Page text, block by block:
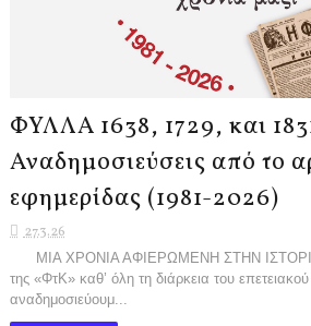
ΦΥΛΛΑ 1638, 1729, και
Αναδημοσιεύσεις από το
εφημερίδας (1981-2026)
27.3.26
ΜΙΑ ΧΡΟΝΙΑ ΑΦΙΕΡΩΜΕΝΗ ΣΤΗΝ
της «ΦτΚ» καθ’ όλη τη διάρκεια του
αναδημοσιεύουμ...